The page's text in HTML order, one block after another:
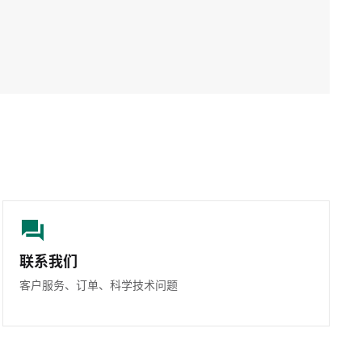
联系我们
客户服务、订单、科学技术问题